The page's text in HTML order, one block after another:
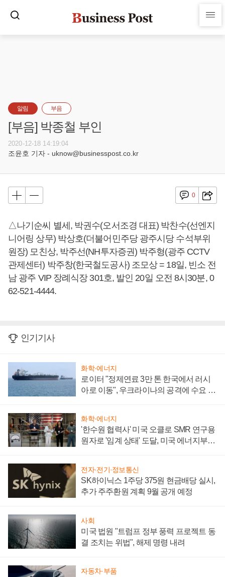
알림 부음
[부음] 박종철 부인
2020-12-18 14:19:04
조윤호 기자 - uknow@businesspost.co.kr
0
△나기순씨 별세, 박권수(오서조경 대표) 박찬수(선엔지
니어링 상무) 박상호(더불어민주당 광주시당 수석부위
원장) 모친상, 박주선(NH투자증권) 박주형(광주 CCTV
관제센터) 박주창(한국철도공사) 조모상 = 18일, 빈소 전
남 광주 VIP 장례식장 301호, 발인 20일 오전 8시30분, 0
62-521-4444.
인기기사
화학·에너지
로이터 "정제연료 3만 톤 한국에서 러시
아로 이동", 우크라이나의 공격에 수요 늘
화학·에너지
'한수원 협력사' 미국 오클로 SMR 연구용
원자로 '임계 상태' 도달, 미국 에너지부
전자·전기·정보통신
SK하이닉스 1주당 375원 현금배당 실시,
추가 주주환원 계획 9월 공개 예정
사회
미국 법원 "트럼프 정부 풍력 프로젝트 동
결 조치는 위법", 해제 명령 내려
자동차·부품